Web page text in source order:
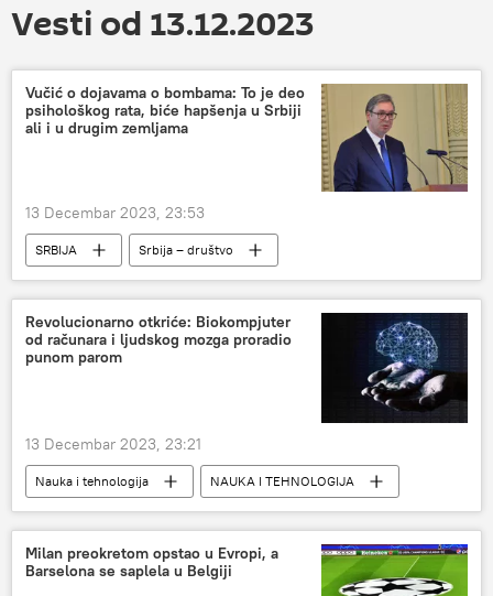
Vesti od 13.12.2023
Vučić o dojavama o bombama: To je deo
psihološkog rata, biće hapšenja u Srbiji
ali i u drugim zemljama
13 Decembar 2023, 23:53
SRBIJA
Srbija – društvo
Srbija – politika
Srbija
Aleksandar Vučić
Revolucionarno otkriće: Biokompjuter
od računara i ljudskog mozga proradio
punom parom
13 Decembar 2023, 23:21
Nauka i tehnologija
NAUKA I TEHNOLOGIJA
Izumi i otkrića
Društvo
Milan preokretom opstao u Evropi, a
Barselona se saplela u Belgiji